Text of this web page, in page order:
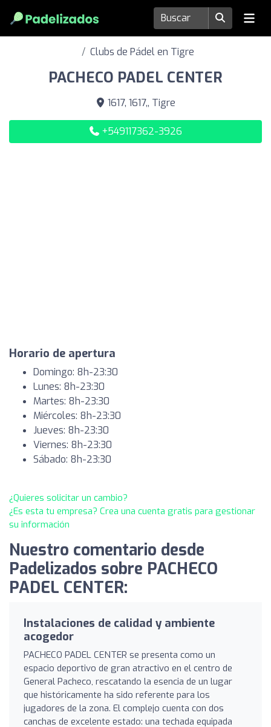
Clubs de Pádel en Tigre
PACHECO PADEL CENTER
1617, 1617,, Tigre
+549117362-3926
Horario de apertura
Domingo: 8h-23:30
Lunes: 8h-23:30
Martes: 8h-23:30
Miércoles: 8h-23:30
Jueves: 8h-23:30
Viernes: 8h-23:30
Sábado: 8h-23:30
¿Quieres solicitar un cambio?
¿Es esta tu empresa? Crea una cuenta gratis para gestionar
su información
Nuestro comentario desde
Padelizados sobre PACHECO
PADEL CENTER:
Instalaciones de calidad y ambiente
acogedor
PACHECO PADEL CENTER se presenta como un
espacio deportivo de gran atractivo en el centro de
General Pacheco, rescatando la esencia de un lugar
que históricamente ha sido referente para los
jugadores de la zona. El complejo cuenta con dos
canchas de excelente estado: una techada equipada